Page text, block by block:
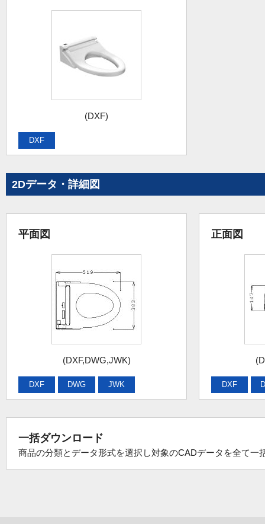
(DXF)
DXF
2Dデータ・詳細図
平面図
(DXF,DWG,JWK)
DXF DWG JWK
正面図
DXF
一括ダウンロード
商品の分類とデータ形式を選択し対象のCADデータを全て一